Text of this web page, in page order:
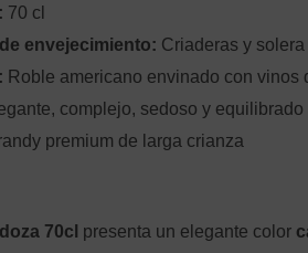
70 cl
envejecimiento: Criaderas y solera
Roble americano envinado con vinos
complejo, sedoso y equilibrado
premium de larga crianza
70cl presenta un elegante color